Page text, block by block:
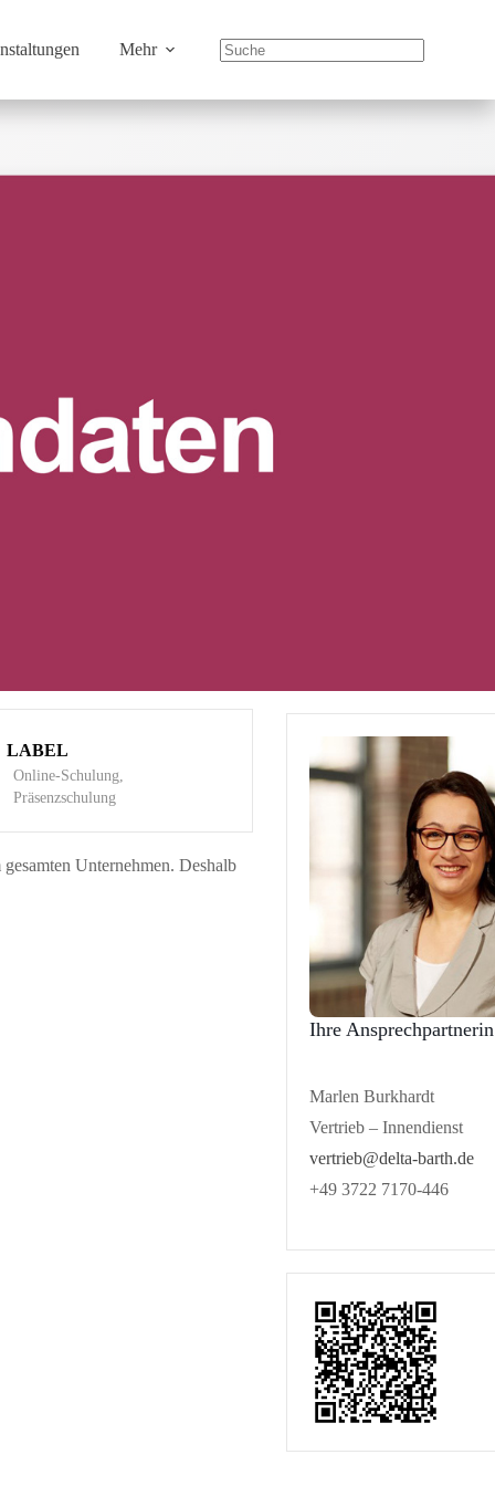
Mehr
Ihre
Marlen Burkhardt
Vertrieb – Innendienst
vertrieb@delta-barth.de
+49 3722 7170-446
LABEL
Online-Schulung,
Präsenzschulung
Unternehmen. Deshalb